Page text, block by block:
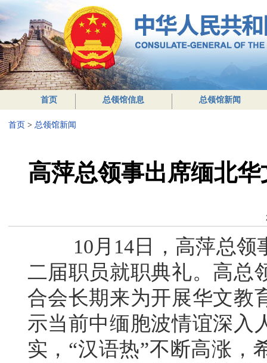
首页 总领馆信息 总领馆新闻
首页 > 总领馆新闻
高萍总领事出席缅北
10月14日，高萍总
二届职员就职典礼。高总
合会长期来为开展华文教
示当前中缅胞波情谊深入
实，“汉语热”不断高涨，